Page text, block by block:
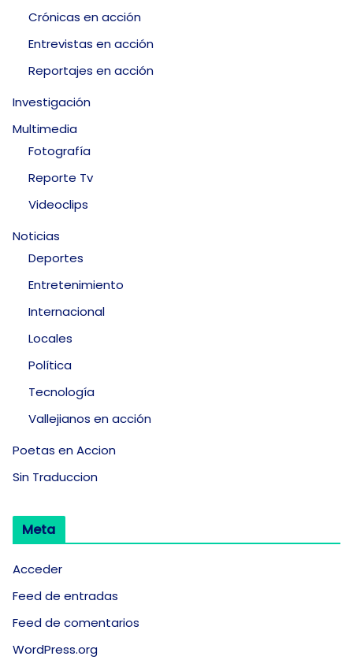
Crónicas en acción
Entrevistas en acción
Reportajes en acción
Investigación
Multimedia
Fotografía
Reporte Tv
Videoclips
Noticias
Deportes
Entretenimiento
Internacional
Locales
Política
Tecnología
Vallejianos en acción
Poetas en Accion
Sin Traduccion
Meta
Acceder
Feed de entradas
Feed de comentarios
WordPress.org